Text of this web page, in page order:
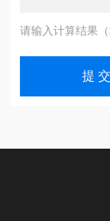
请输入计算结果